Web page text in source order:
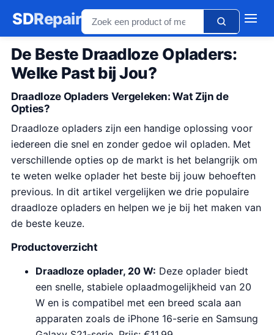
SDRepair
De Beste Draadloze Opladers:
Welke Past bij Jou?
Draadloze Opladers Vergeleken: Wat Zijn de
Opties?
Draadloze opladers zijn een handige oplossing voor
iedereen die snel en zonder gedoe wil opladen. Met
verschillende opties op de markt is het belangrijk om
te weten welke oplader het beste bij jouw behoeften
previous. In dit artikel vergelijken we drie populaire
draadloze opladers en helpen we je bij het maken van
de beste keuze.
Productoverzicht
Draadloze oplader, 20 W: Deze oplader biedt
een snelle, stabiele oplaadmogelijkheid van 20
W en is compatibel met een breed scala aan
apparaten zoals de iPhone 16-serie en Samsung